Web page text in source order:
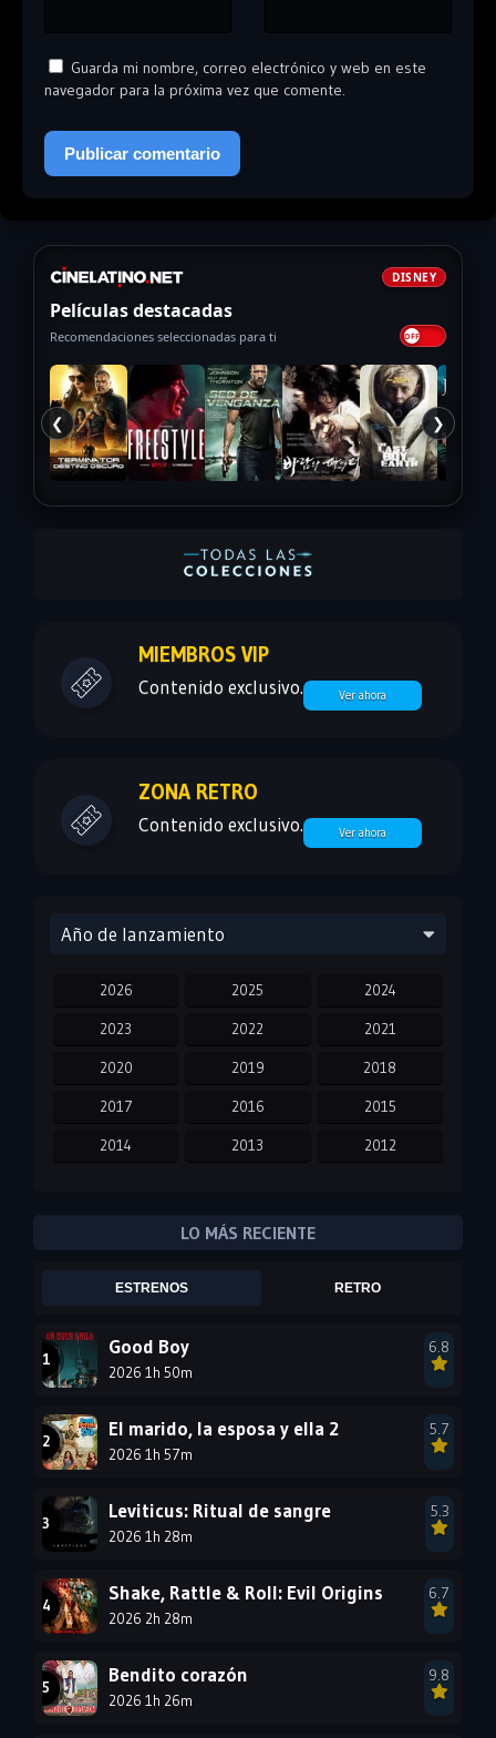
Guarda mi nombre, correo electrónico y web en este
navegador para la próxima vez que comente.
DISNEY
Películas destacadas
Recomendaciones seleccionadas para ti
❮ ❯
MIEMBROS VIP
Contenido exclusivo. Ver ahora
ZONA RETRO
Contenido exclusivo. Ver ahora
Año de lanzamiento
2026 2025 2024
2023 2022 2021
2020 2019 2018
2017 2016 2015
2014 2013 2012
2007
1999
1996
1990
1984
1978
LO MÁS RECIENTE
ESTRENOS RETRO
Good Boy
2026 1h 50m
6.8
El marido, la esposa y ella 2
2026 1h 57m
5.7
Leviticus: Ritual de sangre
2026 1h 28m
5.3
Shake, Rattle & Roll: Evil Origins
2026 2h 28m
6.7
Bendito corazón
2026 1h 26m
9.8